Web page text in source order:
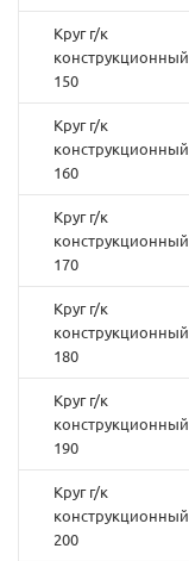
Круг г/к
конструкционный
150
Круг г/к
конструкционный
160
Круг г/к
конструкционный
170
Круг г/к
конструкционный
180
Круг г/к
конструкционный
190
Круг г/к
конструкционный
200